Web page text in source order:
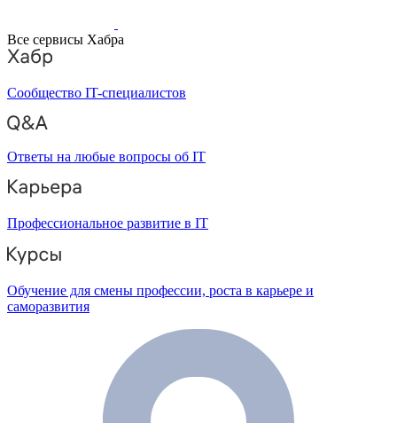
Все сервисы Хабра
Сообщество IT-специалистов
Ответы на любые вопросы об IT
Профессиональное развитие в IT
Обучение для смены профессии, роста в карьере и
саморазвития